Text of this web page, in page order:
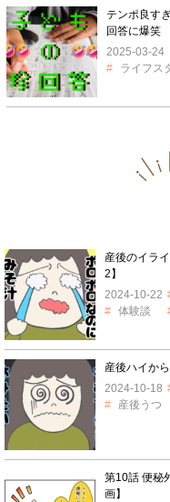
テンポ良す
回答に爆笑
2025-03-24
ライフス
産後のイラ
2】
2024-10-22
体験談
産後ハイか
2024-10-18
産後うつ
第10話 便秘
画】